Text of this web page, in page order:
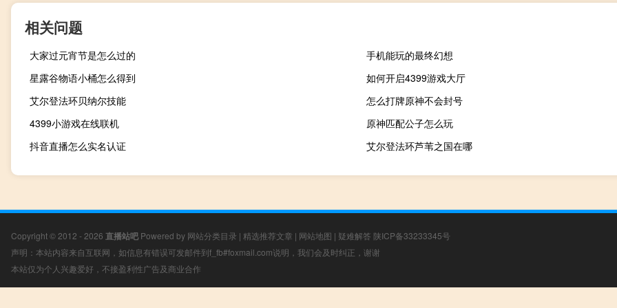
相关问题
大家过元宵节是怎么过的
手机能玩的最终幻想
星露谷物语小桶怎么得到
如何开启4399游戏大厅
艾尔登法环贝纳尔技能
怎么打牌原神不会封号
4399小游戏在线联机
原神匹配公子怎么玩
抖音直播怎么实名认证
艾尔登法环芦苇之国在哪
Copyright © 2012 - 2026 直播站吧 Powered by 网站分类目录 | 精选推荐文章 | 网站地图 | 疑难解答 陕ICP备33233345号
声明：本站内容来自互联网，如信息有错误可发邮件到f_fb#foxmail.com说明，我们会及时纠正，谢谢
本站仅为个人兴趣爱好，不接盈利性广告及商业合作